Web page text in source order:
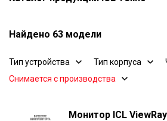
Найдено 63 модели
Тип устройства Тип корпуса
Снимается с производства
Монитор ICL